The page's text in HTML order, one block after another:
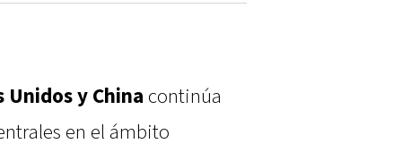
Unidos y Chinacontinúa
en el ámbito